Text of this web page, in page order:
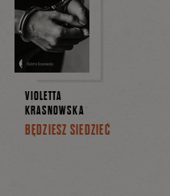
VIOLETTA
KRASNOWSKA
BĘDZIESZ SIEDZIEĆ